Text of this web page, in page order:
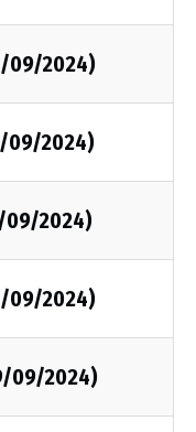
09/2024)
09/2024)
09/2024)
09/2024)
09/2024)